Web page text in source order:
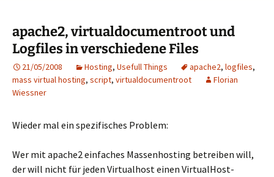
apache2, virtualdocumentroot und
Logfiles in verschiedene Files
21/05/2008 Hosting, Usefull Things apache2, logfiles,
mass virtual hosting, script, virtualdocumentroot
Florian
Wiessner
Wieder mal ein spezifisches Problem:
Wer mit apache2 einfaches Massenhosting betreiben will,
der will nicht für jeden Virtualhost einen VirtualHost-